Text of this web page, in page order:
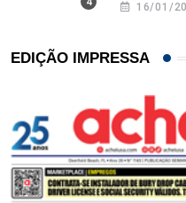
16/01/
EDIÇÃO IMPRESSA